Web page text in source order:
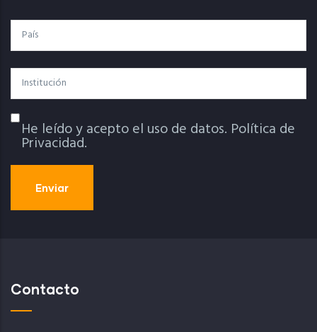
País
Institución
Política De Privacidad
He leído y acepto el uso de datos. Política de
Privacidad.
Contacto